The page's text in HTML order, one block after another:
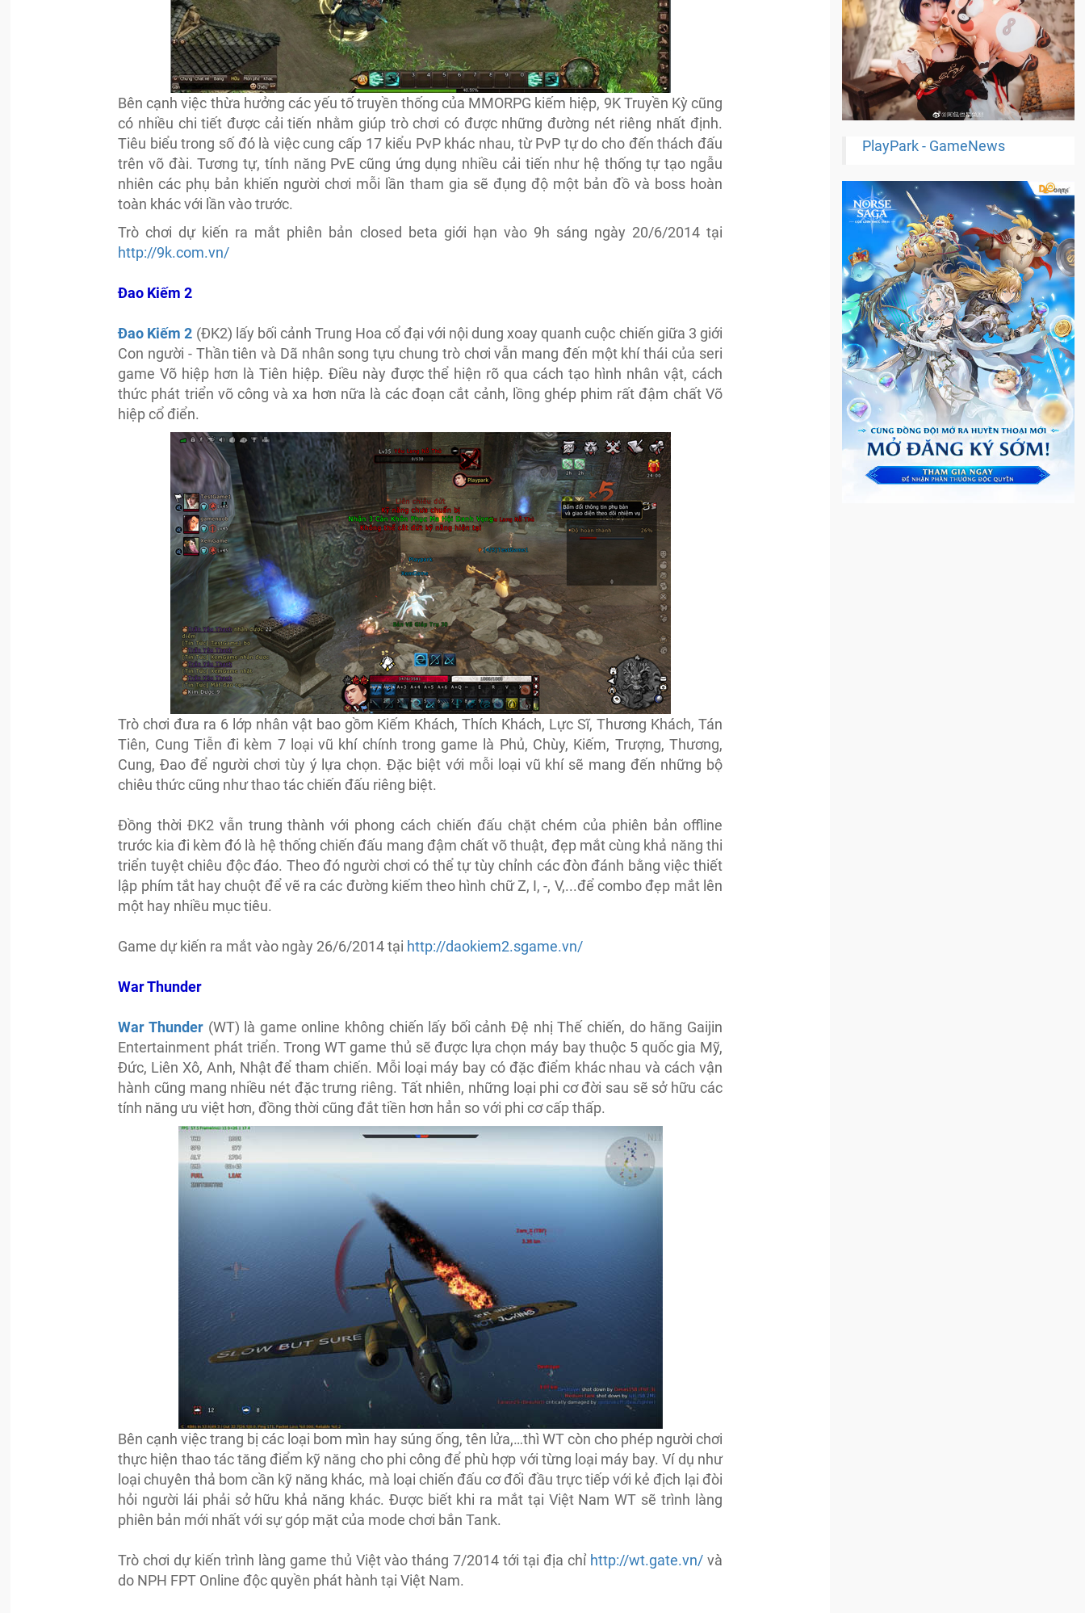
Bên cạnh việc thừa hưởng các yếu tố truyền thống của MMORPG kiếm hiệp, 9K Truyền Kỳ cũng
có nhiều chi tiết được cải tiến nhằm giúp trò chơi có được những đường nét riêng nhất định.
Tiêu biểu trong số đó là việc cung cấp 17 kiểu PvP khác nhau, từ PvP tự do cho đến thách đấu
trên võ đài. Tương tự, tính năng PvE cũng ứng dụng nhiều cải tiến như hệ thống tự tạo ngẫu
nhiên các phụ bản khiến người chơi mỗi lần tham gia sẽ đụng độ một bản đồ và boss hoàn
toàn khác với lần vào trước.
Trò chơi dự kiến ra mắt phiên bản closed beta giới hạn vào 9h sáng ngày 20/6/2014 tại
http://9k.com.vn/
Đao Kiếm 2
Đao Kiếm 2 (ĐK2) lấy bối cảnh Trung Hoa cổ đại với nội dung xoay quanh cuộc chiến giữa 3 giới
Con người - Thần tiên và Dã nhân song tựu chung trò chơi vẫn mang đến một khí thái của seri
game Võ hiệp hơn là Tiên hiệp. Điều này được thể hiện rõ qua cách tạo hình nhân vật, cách
thức phát triển võ công và xa hơn nữa là các đoạn cắt cảnh, lồng ghép phim rất đậm chất Võ
hiệp cổ điển.
Trò chơi đưa ra 6 lớp nhân vật bao gồm Kiếm Khách, Thích Khách, Lực Sĩ, Thương Khách, Tán
Tiên, Cung Tiễn đi kèm 7 loại vũ khí chính trong game là Phủ, Chùy, Kiếm, Trượng, Thương,
Cung, Đao để người chơi tùy ý lựa chọn. Đặc biệt với mỗi loại vũ khí sẽ mang đến những bộ
chiêu thức cũng như thao tác chiến đấu riêng biệt.
Đồng thời ĐK2 vẫn trung thành với phong cách chiến đấu chặt chém của phiên bản offline
trước kia đi kèm đó là hệ thống chiến đấu mang đậm chất võ thuật, đẹp mắt cùng khả năng thi
triển tuyệt chiêu độc đáo. Theo đó người chơi có thể tự tùy chỉnh các đòn đánh bằng việc thiết
lập phím tắt hay chuột để vẽ ra các đường kiếm theo hình chữ Z, I, -, V,...để combo đẹp mắt lên
một hay nhiều mục tiêu.
Game dự kiến ra mắt vào ngày 26/6/2014 tại http://daokiem2.sgame.vn/
War Thunder
War Thunder(WT) là game online không chiến lấy bối cảnh Đệ nhị Thế chiến, do hãng Gaijin
Entertainment phát triển. Trong WT game thủ sẽ được lựa chọn máy bay thuộc 5 quốc gia Mỹ,
Đức, Liên Xô, Anh, Nhật để tham chiến. Mỗi loại máy bay có đặc điểm khác nhau và cách vận
hành cũng mang nhiều nét đặc trưng riêng. Tất nhiên, những loại phi cơ đời sau sẽ sở hữu các
tính năng ưu việt hơn, đồng thời cũng đắt tiền hơn hẳn so với phi cơ cấp thấp.
Bên cạnh việc trang bị các loại bom mìn hay súng ống, tên lửa,…thì WT còn cho phép người chơi
thực hiện thao tác tăng điểm kỹ năng cho phi công để phù hợp với từng loại máy bay. Ví dụ như
loại chuyên thả bom cần kỹ năng khác, mà loại chiến đấu cơ đối đầu trực tiếp với kẻ địch lại đòi
hỏi người lái phải sở hữu khả năng khác. Được biết khi ra mắt tại Việt Nam WT sẽ trình làng
phiên bản mới nhất với sự góp mặt của mode chơi bắn Tank.
Trò chơi dự kiến trình làng game thủ Việt vào tháng 7/2014 tới tại địa chỉ http://wt.gate.vn/ và
do NPH FPT Online độc quyền phát hành tại Việt Nam.